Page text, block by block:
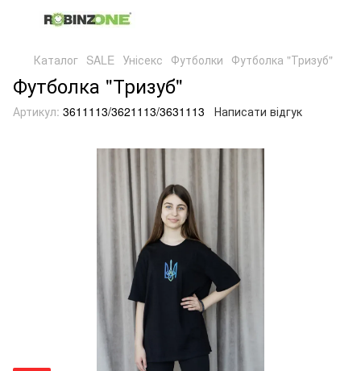
Каталог SALE Унісекс Футболки Футболка "Тризуб"
Футболка "Тризуб"
Артикул: 3611113/3621113/3631113 Написати відгук